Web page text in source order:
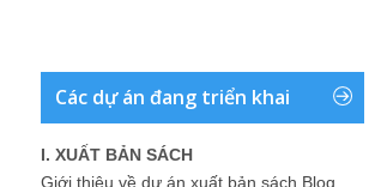
Các dự án đang triển khai
I. XUẤT BẢN SÁCH
Giới thiệu về dự án xuất bản sách Blog